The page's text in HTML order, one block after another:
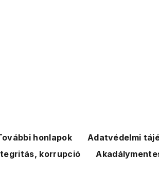
honlapok Adatvédelmi
korrupció